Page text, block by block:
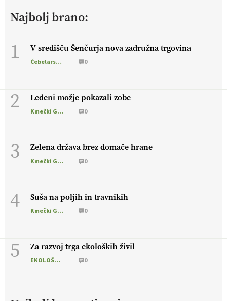
https://t.co/PX49GVsP1M @EUAgri #IMCAP #CAP
https://t.co/a1xatzEeid
reklama?
PRISLUHNITE
@EUAgri #imcap #cap #eco #skp
#vlog https://t.co/yev5PreiJu
Najbolj brano:
1 V središču Šenčurja nova zadružna trgovina
Čebelarstvo 0
2 Ledeni možje pokazali zobe
Kmečki Glas 0
3 Zelena država brez domače hrane
Kmečki Glas 0
4 Suša na poljih in travnikih
Kmečki Glas 0
5 Za razvoj trga ekoloških živil
EKOLOŠKO LOGIČNO 0